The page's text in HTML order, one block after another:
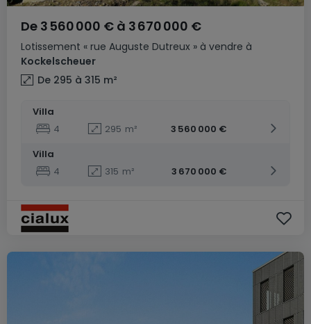
Lotissement « rue Auguste Dutreux » à vendre à
Kockelscheuer
De 3 560 000 € à 3 670 000 €
De 295 à 315 m²
Villa
4
295 m²
3 560 000 €
Villa
4
315 m² 3 670 000 €